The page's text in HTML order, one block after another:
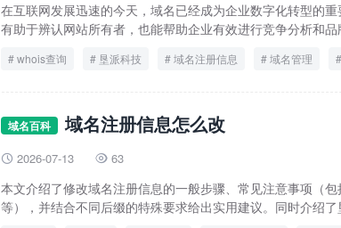
在互联网发展迅速的今天，域名已经成为企业数字化转型的
有助于辨认网站所有者，也能帮助企业有效进行竞争分析和
whois查询 垦派科技 域名注册信息 域名管理
域名百科 域名注册信息怎么改
 2026-07-13  63
本文介绍了修改域名注册信息的一般步骤、常见注意事项（
等），并结合不同后缀的特殊要求给出实用建议。同时介绍